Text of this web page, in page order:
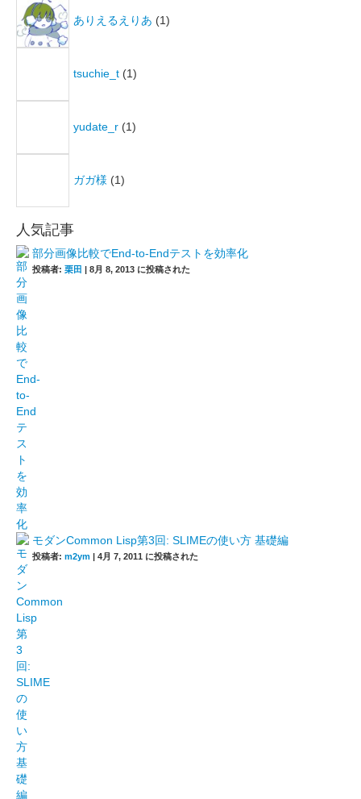
ありえるえりあ (1)
tsuchie_t (1)
yudate_r (1)
ガガ様 (1)
人気記事
部分画像比較でEnd-to-Endテストを効率化
投稿者: 栗田 | 8月 8, 2013 に投稿された
モダンCommon Lisp第3回: SLIMEの使い方 基礎編
投稿者: m2ym | 4月 7, 2011 に投稿された